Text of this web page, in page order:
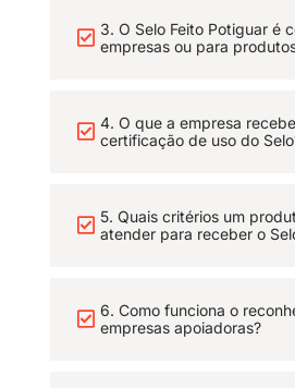
3. O Selo Feito Potiguar é
empresas ou para
4. O que a empresa
certificação de uso do
5. Quais critérios um
atender para receber o
6. Como funciona o
empresas apoiadoras?